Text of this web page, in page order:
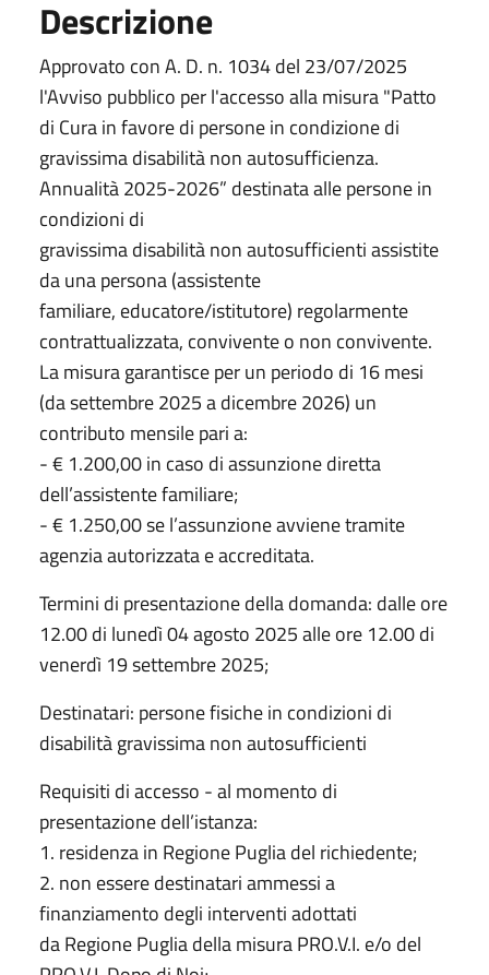
Descrizione
Approvato con A. D. n. 1034 del 23/07/2025
l'Avviso pubblico per l'accesso alla misura "Patto
di Cura in favore di persone in condizione di
gravissima disabilità non autosufficienza.
Annualità 2025-2026” destinata alle persone in
condizioni di
gravissima disabilità non autosufficienti assistite
da una persona (assistente
familiare, educatore/istitutore) regolarmente
contrattualizzata, convivente o non convivente.
La misura garantisce per un periodo di 16 mesi
(da settembre 2025 a dicembre 2026) un
contributo mensile pari a:
- € 1.200,00 in caso di assunzione diretta
dell’assistente familiare;
- € 1.250,00 se l’assunzione avviene tramite
agenzia autorizzata e accreditata.
Termini di presentazione della domanda: dalle ore
12.00 di lunedì 04 agosto 2025 alle ore 12.00 di
venerdì 19 settembre 2025;
Destinatari: persone fisiche in condizioni di
disabilità gravissima non autosufficienti
Requisiti di accesso - al momento di
presentazione dell’istanza:
1. residenza in Regione Puglia del richiedente;
2. non essere destinatari ammessi a
finanziamento degli interventi adottati
da Regione Puglia della misura PRO.V.I. e/o del